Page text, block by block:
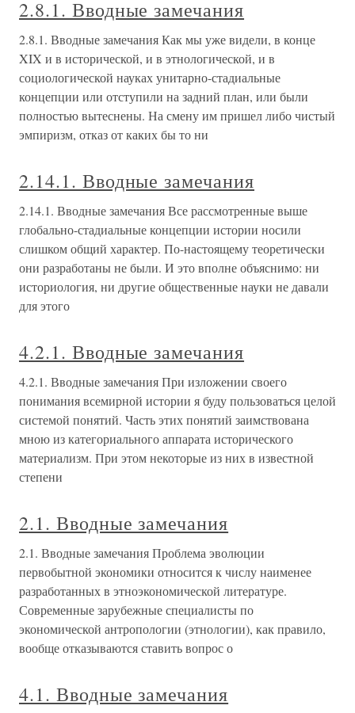
2.8.1. Вводные замечания
2.8.1. Вводные замечания Как мы уже видели, в конце
XIX и в исторической, и в этнологической, и в
социологической науках унитарно-стадиальные
концепции или отступили на задний план, или были
полностью вытеснены. На смену им пришел либо чистый
эмпиризм, отказ от каких бы то ни
2.14.1. Вводные замечания
2.14.1. Вводные замечания Все рассмотренные выше
глобально-стадиальные концепции истории носили
слишком общий характер. По-настоящему теоретически
они разработаны не были. И это вполне объяснимо: ни
историология, ни другие общественные науки не давали
для этого
4.2.1. Вводные замечания
4.2.1. Вводные замечания При изложении своего
понимания всемирной истории я буду пользоваться целой
системой понятий. Часть этих понятий заимствована
мною из категориального аппарата исторического
материализм. При этом некоторые из них в известной
степени
2.1. Вводные замечания
2.1. Вводные замечания Проблема эволюции
первобытной экономики относится к числу наименее
разработанных в этноэкономической литературе.
Современные зарубежные специалисты по
экономической антропологии (этнологии), как правило,
вообще отказываются ставить вопрос о
4.1. Вводные замечания